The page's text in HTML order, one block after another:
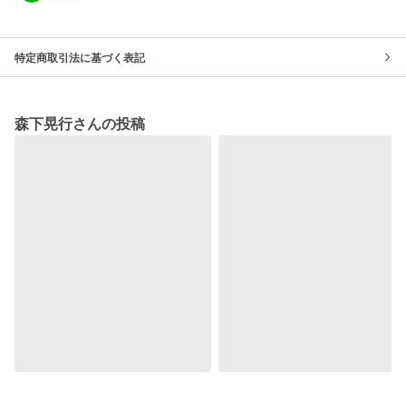
特定商取引法に基づく表記
森下晃行さんの投稿